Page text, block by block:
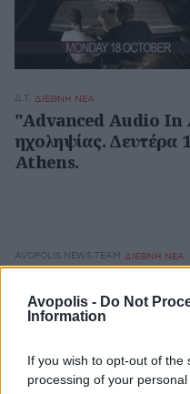
Avopolis - Do Not
Information
If you wish to opt-out of
processing of your
Δ.Τ. ΔΙΕΘΝΗ ΝΕΑ
"Advanced Audio In
ηχοληψίας. Δευτέρα
Athens.
AVOPOLIS.NEWS TEAM ΔΙΕΘΝΗ ΝΕΑ
«Μετά τη συναυλία
μπορώ πλέον να